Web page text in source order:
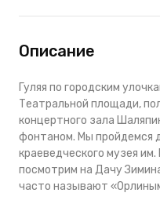
Описание
Гуляя по городским
Театральной площади,
концертного зала
фонтаном. Мы пройдемся
краеведческого музея
посмотрим на Дачу
часто называют